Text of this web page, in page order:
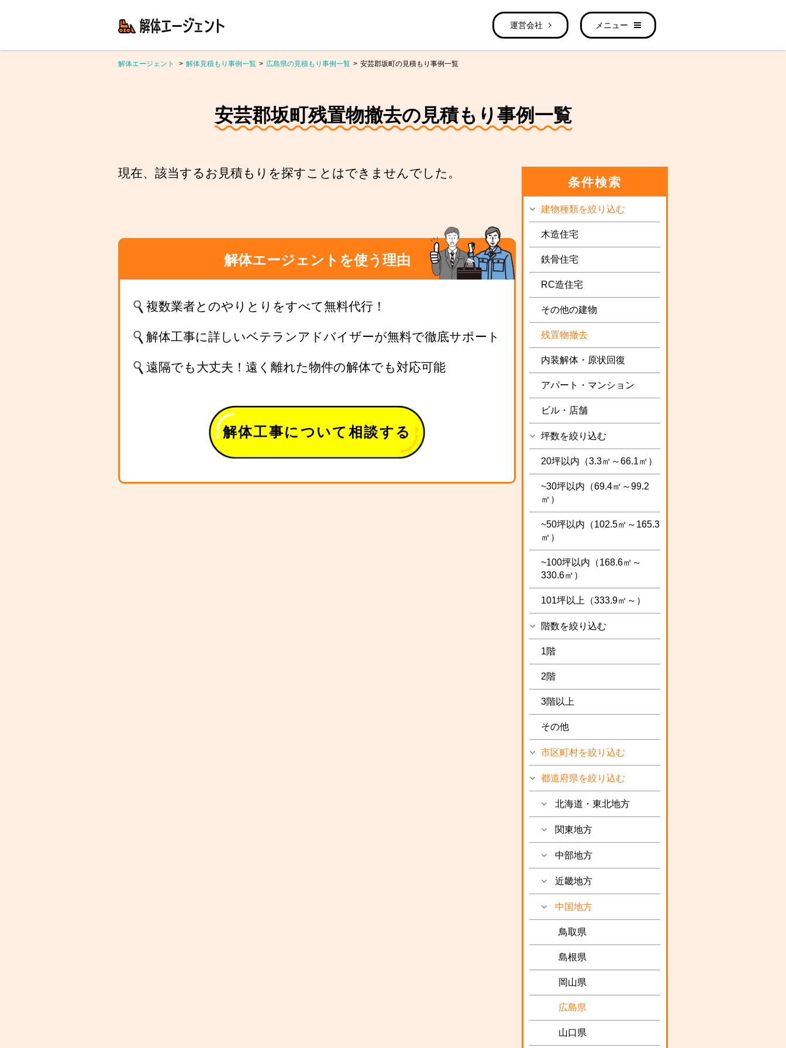
運営会社 メニュー
解体エージェント 解体見積もり事例一覧 広島県の見積もり事例一覧 安芸郡坂町の見積もり事例一覧
安芸郡坂町残置物撤去の見積もり事例一覧
現在、該当するお見積もりを探すことはできませんでした。
解体エージェントを使う理由
複数業者とのやりとりをすべて無料代行！
解体工事に詳しいベテランアドバイザーが無料で徹底サポート
遠隔でも大丈夫！遠く離れた物件の解体でも対応可能
解体工事について相談する
条件検索
建物種類を絞り込む
木造住宅
鉄骨住宅
RC造住宅
その他の建物
残置物撤去
内装解体・原状回復
アパート・マンション
ビル・店舗
坪数を絞り込む
20坪以内（3.3㎡～66.1㎡）
~30坪以内（69.4㎡～99.2
㎡）
~50坪以内（102.5㎡～165.3
㎡）
~100坪以内（168.6㎡～
330.6㎡）
101坪以上（333.9㎡～）
階数を絞り込む
1階
2階
3階以上
その他
市区町村を絞り込む
都道府県を絞り込む
北海道・東北地方
関東地方
中部地方
近畿地方
中国地方
鳥取県
島根県
岡山県
広島県
山口県